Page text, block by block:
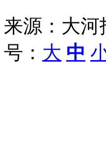
来源：大
号： 大 中